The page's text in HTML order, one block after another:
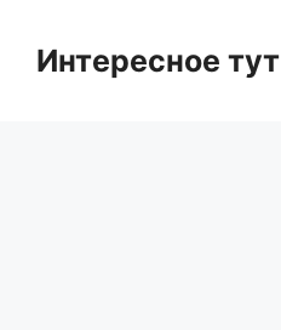
contentИнтересное тут